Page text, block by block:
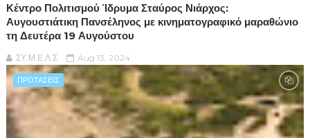
Κέντρο Πολιτισμού Ίδρυμα Σταύρος Νιάρχος:
Αυγουστιάτικη Πανσέληνος με κινηματογραφικό μαραθώνιο
τη Δευτέρα 19 Αυγούστου
ΣΥ.Μ.Ε.Λ.Σ. Aug 13, 2024
ΠΡΟΤΑΣΕΙΣ